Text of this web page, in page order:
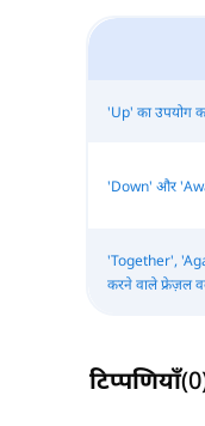
'Up' का उपयोग
'Down' और
'Together',
करने वाले फ्रेज़ल
टिप्पणियाँ(0